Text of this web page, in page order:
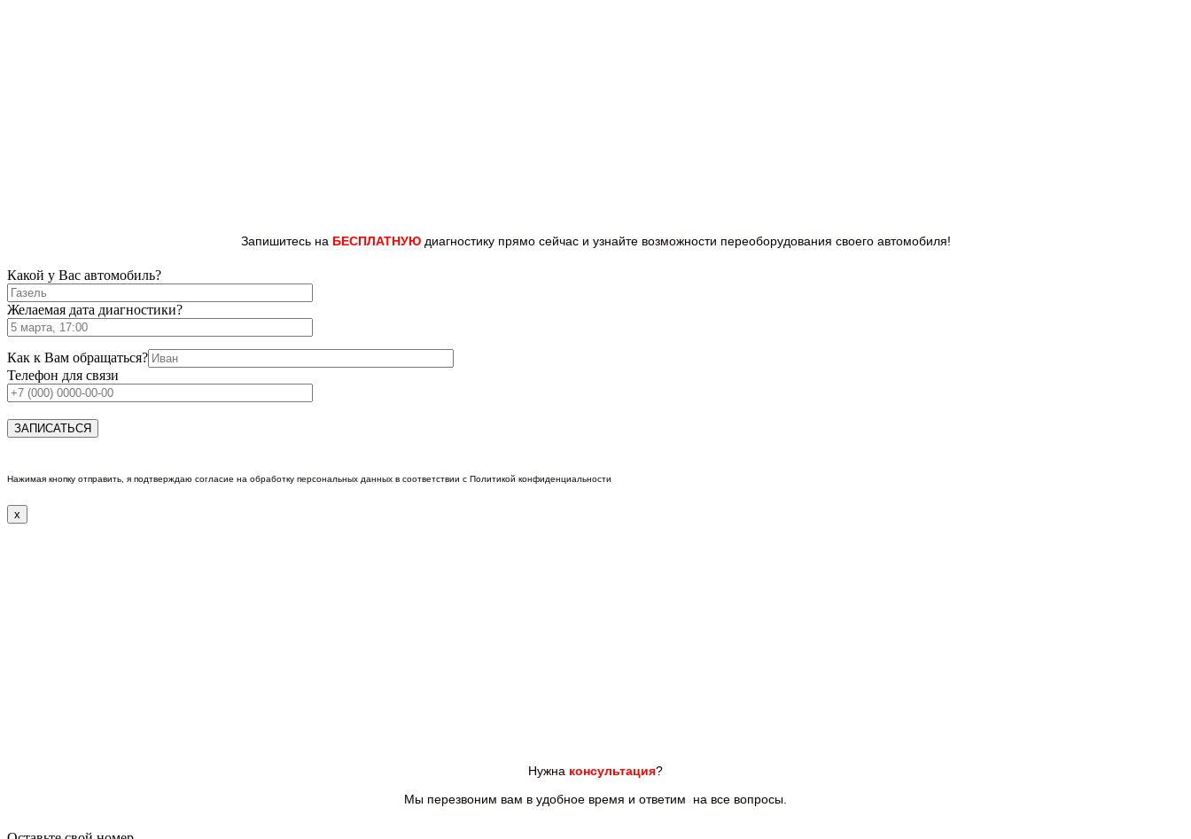
Запишитесь на БЕСПЛАТНУЮдиагностику прямо сейчас и узнайте возможности переоборудования своего автомобиля!
Какой у Вас автомобиль?
Желаемая дата диагностики?
Как к Вам обращаться?
Телефон для связи
Нажимая кнопку отправить, я подтверждаю согласие на обработку персональных данных в соответствии с Политикой конфиденциальности
x
Нужна консультация?
Мы перезвоним вам в удобное время и ответим на все вопросы.